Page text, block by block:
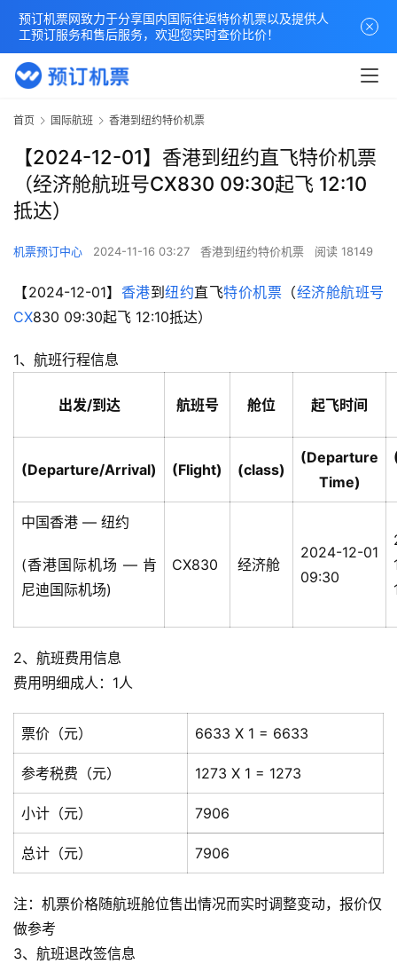
首页 国际航班 香港到纽约特价机票
【2024-12-01】香港到纽约直飞特价机票
（经济舱航班号CX830 09:30起飞 12:10
抵达）
机票预订中心 2024-11-16 03:27 香港到纽约特价机票 阅读 18149
【2024-12-01】 香港到 纽约直飞特价机票 （经济舱航班号
CX830 09:30起飞 12:10抵达）
1、航班行程信息
出发/到达 航班号 舱位 起飞时间
(Departure/Arrival) (Flight) (class)
(Departure
Time)
中国香港 — 纽约
(香港国际机场 — 肯
尼迪国际机场)
CX830 经济舱
2024-12-01
09:30
2、航班费用信息
费用明细成人：1人
票价（元） 6633 X 1 = 6633
参考税费（元） 1273 X 1 = 1273
小计（元） 7906
总计（元） 7906
注：机票价格随航班舱位售出情况而实时调整变动，报价仅
做参考
3、航班退改签信息
预订机票网致力于分享国内国际往返特价机票以及提供人
工预订服务和售后服务，欢迎您实时查价比价！